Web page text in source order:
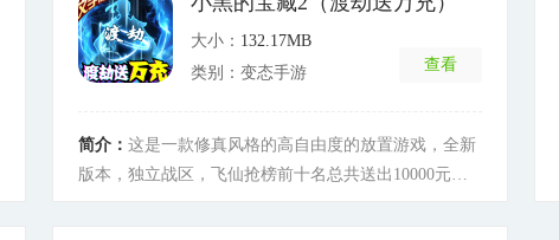
诗！[详细]
大小： 132.17MB
类别：变态手游
查看
简介： 这是一款修真风格的高自由度的放置游戏，全新
版本，独立战区，飞仙抢榜前十名总共送出10000元充